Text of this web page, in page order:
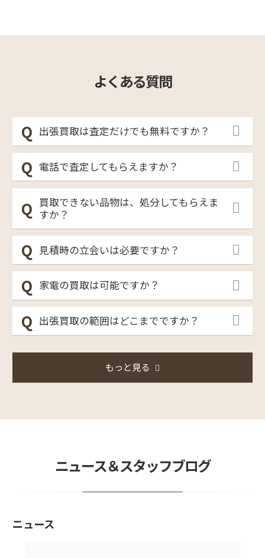
よくある質問
出張買取は査定だけでも無料ですか？
電話で査定してもらえますか？
買取できない品物は、処分してもらえま
すか？
見積時の立会いは必要ですか？
家電の買取は可能ですか？
出張買取の範囲はどこまでですか？
もっと見る
ニュース＆スタッフブログ
ニュース